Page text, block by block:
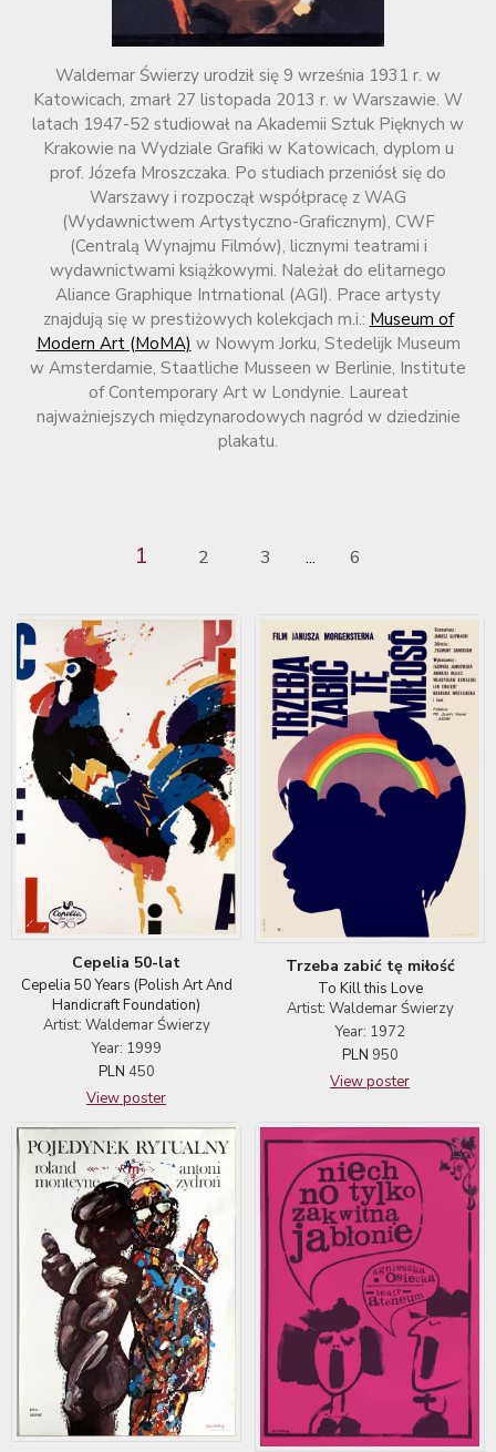
Waldemar Świerzy urodził się 9 września 1931 r. w
Katowicach, zmarł 27 listopada 2013 r. w Warszawie. W
latach 1947-52 studiował na Akademii Sztuk Pięknych w
Krakowie na Wydziale Grafiki w Katowicach, dyplom u
prof. Józefa Mroszczaka. Po studiach przeniósł się do
Warszawy i rozpoczął współpracę z WAG
(Wydawnictwem Artystyczno-Graficznym), CWF
(Centralą Wynajmu Filmów), licznymi teatrami i
wydawnictwami książkowymi. Należał do elitarnego
Aliance Graphique Intrnational (AGI). Prace artysty
znajdują się w prestiżowych kolekcjach m.i.: Museum of
Modern Art (MoMA) w Nowym Jorku, Stedelijk Museum
w Amsterdamie, Staatliche Musseen w Berlinie, Institute
of Contemporary Art w Londynie. Laureat
najważniejszych międzynarodowych nagród w dziedzinie
plakatu.
1 2 3 ... 6
Cepelia 50-lat
Cepelia 50 Years (Polish Art And
Handicraft Foundation)
Artist: Waldemar Świerzy
Year: 1999
PLN 450
View poster
Trzeba zabić tę miłość
To Kill this Love
Artist: Waldemar Świerzy
Year: 1972
PLN 950
View poster